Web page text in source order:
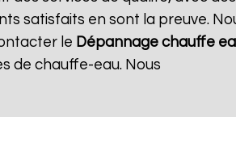
satisfaits en sont la preuve.
le Dépannage chauffe
de chauffe-eau. Nous